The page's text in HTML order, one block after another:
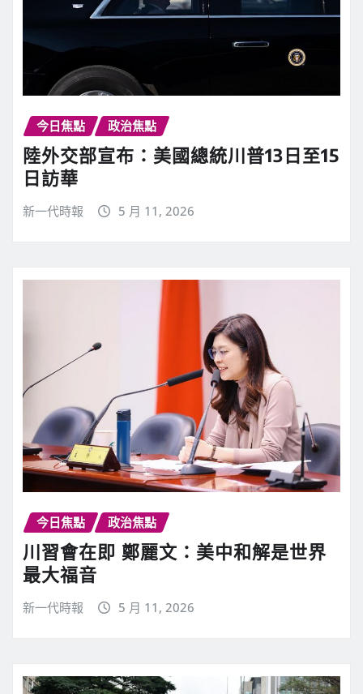
今日焦點 政治焦點
陸外交部宣布：美國總統川普13日至15
日訪華
新一代時報 5 月 11, 2026
今日焦點 政治焦點
川習會在即 鄭麗文：美中和解是世界
最大福音
新一代時報 5 月 11, 2026